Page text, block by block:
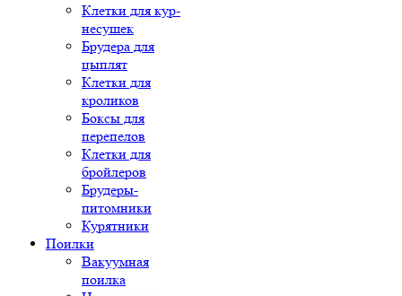
Клетки для кур-
несушек
Брудера для
цыплят
Клетки для
кроликов
Боксы для
перепелов
Клетки для
бройлеров
Брудеры-
питомники
Курятники
Поилки
Вакуумная
поилка